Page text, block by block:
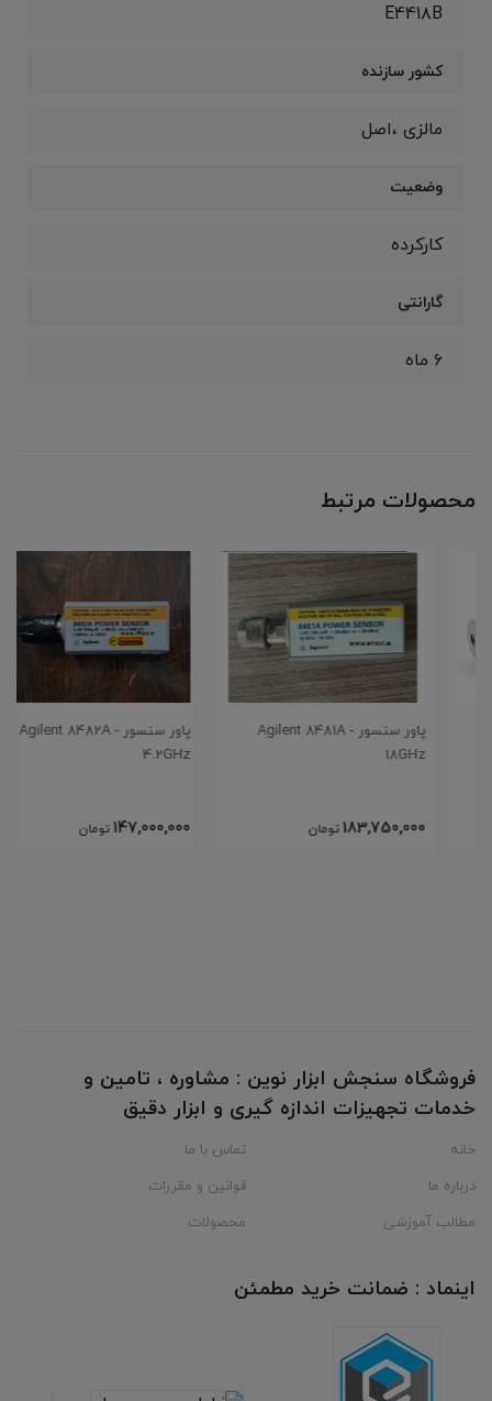
E441۸B
کشور سازنده
مالزی ،اصل
وضعیت
کارکرده
گارانتی
۶ ماه
محصولات مرتبط
پاور سنسور Agilent 8481A -
18GHz
183,750,000 تومان
پاور سنسور Agilent 8482A -
4.2GHz
147,000,000 تومان
فروشگاه سنجش ابزار نوین : مشاوره ، تامین و
خدمات تجهیزات اندازه گیری و ابزار دقیق
خانه
تماس با ما
درباره ما
قوانین و مقررات
مطالب آموزشی
محصولات
اینماد : ضمانت خرید مطمئن